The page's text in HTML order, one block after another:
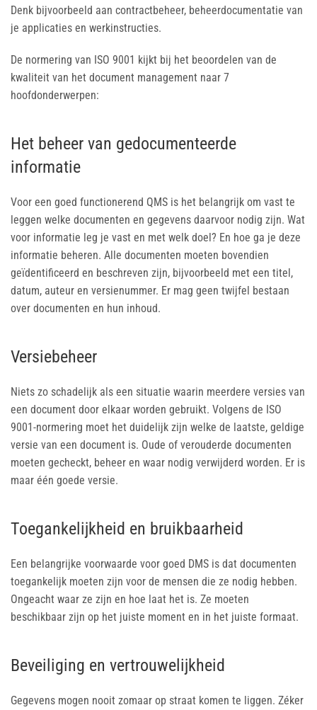
Denk bijvoorbeeld aan contractbeheer, beheerdocumentatie van
je applicaties en werkinstructies.
De normering van ISO 9001 kijkt bij het beoordelen van de
kwaliteit van het document management naar 7
hoofdonderwerpen:
Het beheer van gedocumenteerde
informatie
Voor een goed functionerend QMS is het belangrijk om vast te
leggen welke documenten en gegevens daarvoor nodig zijn. Wat
voor informatie leg je vast en met welk doel? En hoe ga je deze
informatie beheren. Alle documenten moeten bovendien
geïdentificeerd en beschreven zijn, bijvoorbeeld met een titel,
datum, auteur en versienummer. Er mag geen twijfel bestaan
over documenten en hun inhoud.
Versiebeheer
Niets zo schadelijk als een situatie waarin meerdere versies van
een document door elkaar worden gebruikt. Volgens de ISO
9001-normering moet het duidelijk zijn welke de laatste, geldige
versie van een document is. Oude of verouderde documenten
moeten gecheckt, beheer en waar nodig verwijderd worden. Er is
maar één goede versie.
Toegankelijkheid en bruikbaarheid
Een belangrijke voorwaarde voor goed DMS is dat documenten
toegankelijk moeten zijn voor de mensen die ze nodig hebben.
Ongeacht waar ze zijn en hoe laat het is. Ze moeten
beschikbaar zijn op het juiste moment en in het juiste formaat.
Beveiliging en vertrouwelijkheid
Gegevens mogen nooit zomaar op straat komen te liggen. Zéker